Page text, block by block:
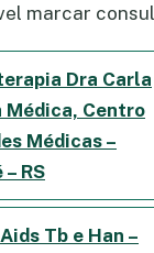
marcar
Dra Carla
Médica, Centro
Médicas –
RS
Tb e Han –